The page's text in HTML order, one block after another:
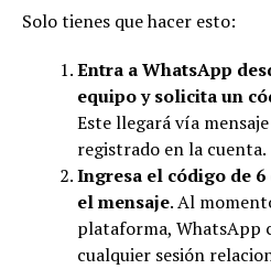
Solo tienes que hacer esto:
Entra a WhatsApp
equipo y solicita un
Este llegará vía
registrado en la cuenta.
Ingresa el código de
el mensaje. Al
plataforma, WhatsApp
cualquier sesión